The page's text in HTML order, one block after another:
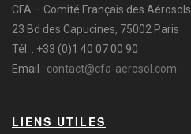
CFA – Comité Français des Aérosols
23 Bd des Capucines, 75002 Paris
Tél. : +33 (0)1 40 07 00 90
Email : contact@cfa-aerosol.com
LIENS UTILES